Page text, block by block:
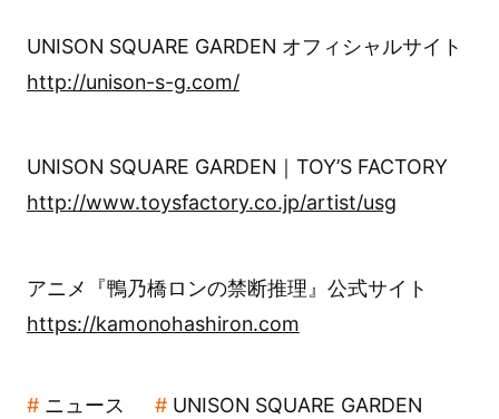
UNISON SQUARE GARDEN オフィシャルサイト
http://unison-s-g.com/
UNISON SQUARE GARDEN｜TOY’S FACTORY
http://www.toysfactory.co.jp/artist/usg
アニメ『鴨乃橋ロンの禁断推理』公式サイト
https://kamonohashiron.com
ニュース UNISON SQUARE GARDEN